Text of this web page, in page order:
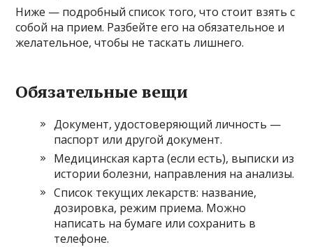
Ниже — подробный список того, что стоит взять с
собой на прием. Разбейте его на обязательное и
желательное, чтобы не таскать лишнего.
Обязательные вещи
Документ, удостоверяющий личность —
паспорт или другой документ.
Медицинская карта (если есть), выписки из
истории болезни, направления на анализы.
Список текущих лекарств: название,
дозировка, режим приема. Можно
написать на бумаге или сохранить в
телефоне.